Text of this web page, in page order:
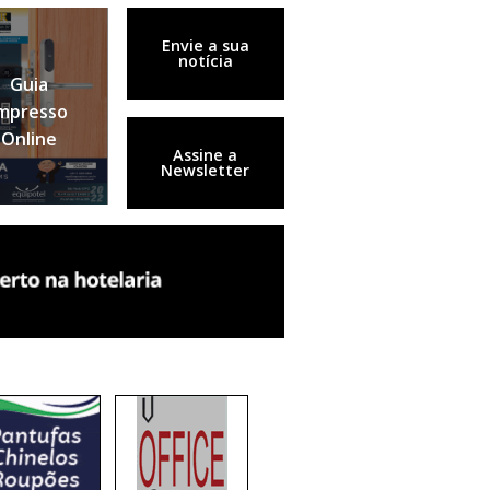
Guia
Online
Envie a sua
notícia
Assine a
Newsletter